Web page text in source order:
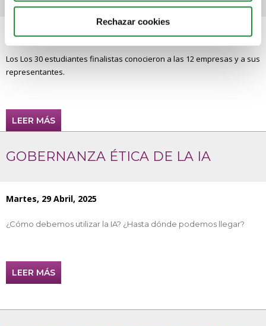
Rechazar cookies
Miércoles, 30 Abril, 2025
Los Los 30 estudiantes finalistas conocieron a las 12 empresas y a sus
representantes.
LEER MÁS
GOBERNANZA ÉTICA DE LA IA
Martes, 29 Abril, 2025
¿Cómo debemos utilizar la IA? ¿Hasta dónde podemos llegar?
LEER MÁS